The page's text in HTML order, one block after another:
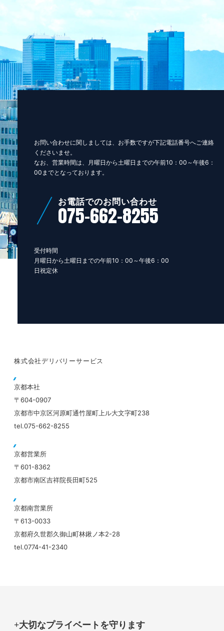
お問い合わせに関しましては、お手数ですが下記電話番号へご連絡
くださいませ。
なお、営業時間は、月曜日から土曜日までの午前10：00～午後6：
00までとなっております。
お電話でのお問い合わせ
075-662-8255
受付時間
月曜日から土曜日までの午前10：00～午後6：00
日祝定休
株式会社デリバリーサービス
京都本社
〒604-0907
京都市中京区河原町通竹屋町上ル大文字町238
tel.075-662-8255
京都営業所
〒601-8362
京都市南区吉祥院長田町525
京都南営業所
〒613-0033
京都府久世郡久御山町林鍬ノ本2-28
tel.0774-41-2340
大切なプライベートを守ります